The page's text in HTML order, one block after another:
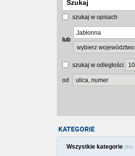
szukaj w opisach
lub
szukaj w odległości
od
KATEGORIE
Wszystkie kategorie (96)